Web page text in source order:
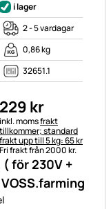
för 230V +
i lager
2 - 5 vardagar
0,86 kg
32651.1
229 kr
Skatteinformation:
inkl. momsfrakt
tillkommer; standard
frakt upp till 5 kg: 65 kr
Fri frakt från 2000 kr.